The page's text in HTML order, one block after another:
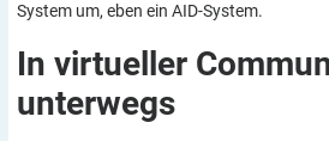
System um, eben ein AID-System.
In virtueller
unterwegs